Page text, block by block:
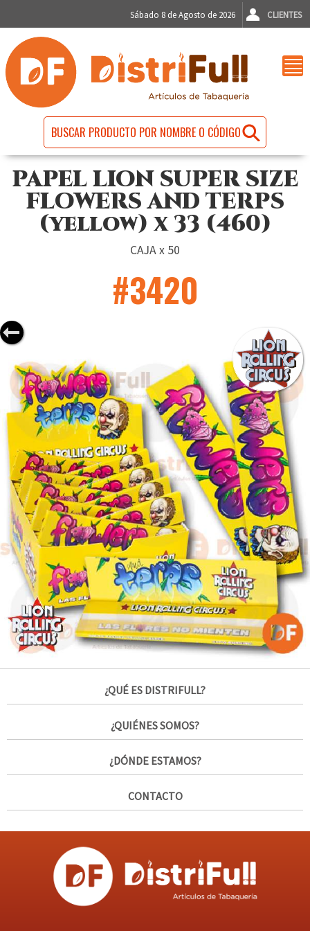
Sábado 8 de Agosto de 2026 CLIENTES
PAPEL LION SUPER SIZE
FLOWERS AND TERPS
(yellow) x 33 (460)
CAJA x 50
#3420
¿QUÉ ES DISTRIFULL?
¿QUIÉNES SOMOS?
¿DÓNDE ESTAMOS?
CONTACTO